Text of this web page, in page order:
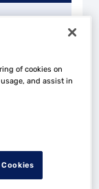
- 18:30
- 12:00
of cookies on
and assist in